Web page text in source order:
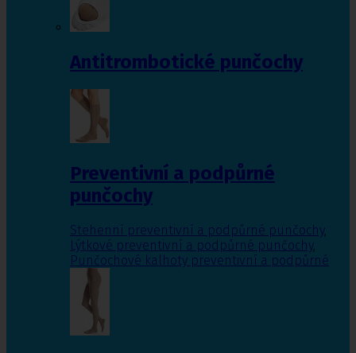
Antitrombotické punčochy
Preventivní a podpůrné
punčochy
Stehenní preventivní a podpůrné punčochy,
Lýtkové preventivní a podpůrné punčochy,
Punčochové kalhoty preventivní a podpůrné